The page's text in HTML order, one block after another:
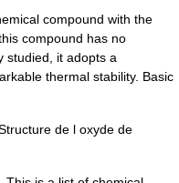
compound with the
compound has no
studied, it adopts a
thermal stability. Basic
de l oxyde de